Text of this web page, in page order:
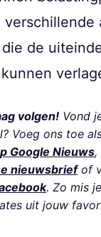
de
volgen! Vond
Voeg ons toe
Google Nieuws,
nieuwsbriefof
. Zo mis
uit jouw